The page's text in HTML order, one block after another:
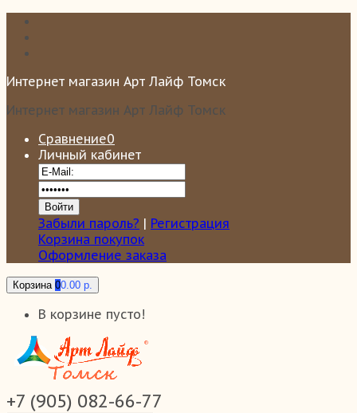
Интернет магазин Арт Лайф Томск
Интернет магазин Арт Лайф Томск
Сравнение0
Личный кабинет
Забыли пароль? | Регистрация
Корзина покупок
Оформление заказа
Корзина 00.00 р.
В корзине пусто!
+7 (905) 082-66-77